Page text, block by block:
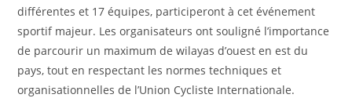
différentes et 17 équipes, participeront à cet événement
sportif majeur. Les organisateurs ont souligné l’importance
de parcourir un maximum de wilayas d’ouest en est du
pays, tout en respectant les normes techniques et
organisationnelles de l’Union Cycliste Internationale.